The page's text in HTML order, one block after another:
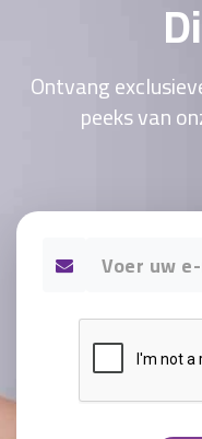
Ontvang
peeks van